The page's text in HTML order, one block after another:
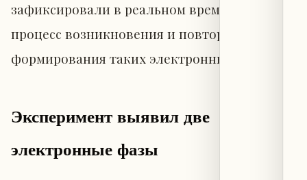
зафиксировали в реальном времени
процесс возникновения и повторного
формирования таких электронных фаз.
Эксперимент выявил две
электронные фазы